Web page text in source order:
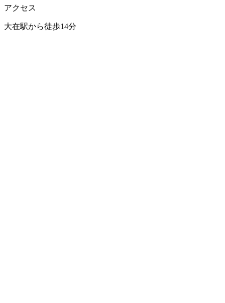
アクセス
大在駅から徒歩14分